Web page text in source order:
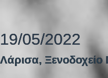
19/05/2022
Λάρισα,